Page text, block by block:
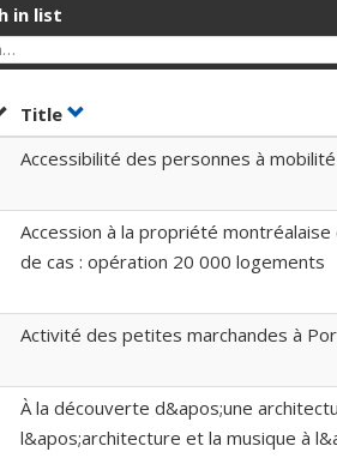
in list
by date in ascending order
Title Sort by title in ascending
Accessibilité des personnes à
Accession à la propriété
de cas : opération 20 000 logements
Activité des petites marchandes à
À la découverte d&apos;une
l&apos;architecture et la musique à